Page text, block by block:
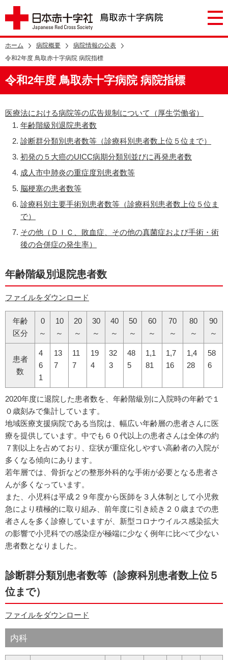
ホーム 病院概要
病院情報の公表
令和2年度 鳥取赤十字病院 病院指標
令和2年度 鳥取赤十字病院 病院指標
医療法における病院等の広告規制について（厚生労働省）
年齢階級別退院患者数
診断群分類別患者数等（診療科別患者数上位５位まで）
初発の５大癌のUICC病期分類別並びに再発患者数
成人市中肺炎の重症度別患者数等
脳梗塞の患者数等
診療科別主要手術別患者数等（診療科別患者数上位５位ま
で）
その他（ＤＩＣ、敗血症、その他の真菌症および手術・術
後の合併症の発生率）
年齢階級別退院患者数
ファイルをダウンロード
年齢
区分
0
～
10
～
20
～
30
～
40
～
50
～
60
～
70
～
80
～
90
～
患者
数
4
6
1
13
7
11
7
19
4
32
3
48
5
1,1
81
1,7
16
1,4
28
58
6
2020年度に退院した患者数を、年齢階級別に入院時の年齢で１
０歳刻みで集計しています。
地域医療支援病院である当院は、幅広い年齢層の患者さんに医
療を提供しています。中でも６０代以上の患者さんは全体の約
７割以上を占めており、症状が重症化しやすい高齢者の入院が
多くなる傾向にあります。
若年層では、骨折などの整形外科的な手術が必要となる患者さ
んが多くなっています。
また、小児科は平成２９年度から医師を３人体制として小児救
急により積極的に取り組み、前年度に引き続き２０歳までの患
者さんを多く診療していますが、新型コロナウイルス感染拡大
の影響で小児科での感染症が極端に少なく例年に比べて少ない
患者数となりました。
診断群分類別患者数等（診療科別患者数上位５
位まで）
ファイルをダウンロード
内科